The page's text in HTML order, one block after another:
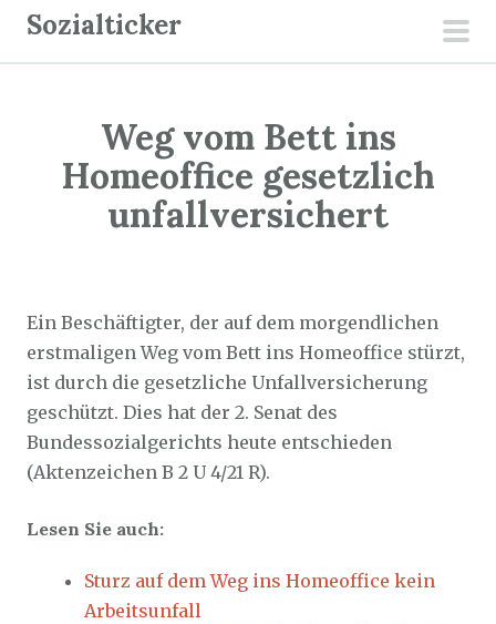
Sozialticker
Weg vom Bett ins
Homeoffice gesetzlich
unfallversichert
Ein Beschäftigter, der auf dem morgendlichen
erstmaligen Weg vom Bett ins Homeoffice stürzt,
ist durch die gesetzliche Unfallversicherung
geschützt. Dies hat der 2. Senat des
Bundessozialgerichts heute entschieden
(Aktenzeichen B 2 U 4/21 R).
Lesen Sie auch:
Sturz auf dem Weg ins Homeoffice kein
Arbeitsunfall